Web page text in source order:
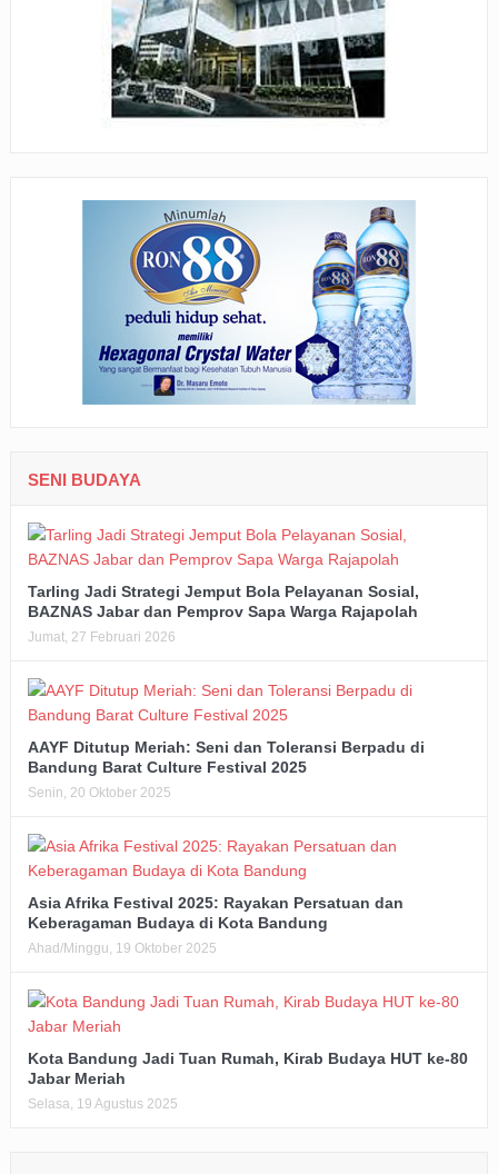
SENI BUDAYA
Tarling Jadi Strategi Jemput Bola Pelayanan Sosial,
BAZNAS Jabar dan Pemprov Sapa Warga Rajapolah
Jumat, 27 Februari 2026
AAYF Ditutup Meriah: Seni dan Toleransi Berpadu di
Bandung Barat Culture Festival 2025
Senin, 20 Oktober 2025
Asia Afrika Festival 2025: Rayakan Persatuan dan
Keberagaman Budaya di Kota Bandung
Ahad/Minggu, 19 Oktober 2025
Kota Bandung Jadi Tuan Rumah, Kirab Budaya HUT ke-80
Jabar Meriah
Selasa, 19 Agustus 2025